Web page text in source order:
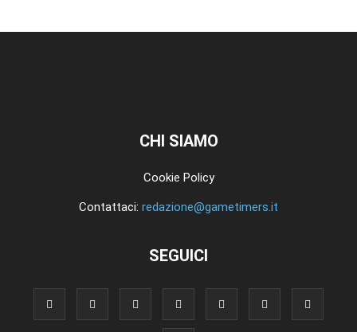
CHI SIAMO
Cookie Policy
Contattaci: redazione@gametimers.it
SEGUICI